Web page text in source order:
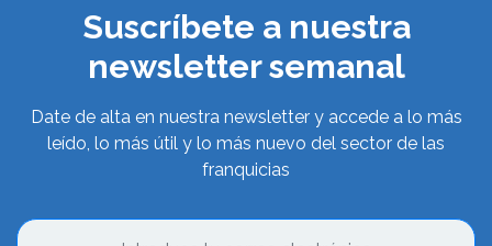
Suscríbete a nuestra
newsletter semanal
Date de alta en nuestra newsletter y accede a lo más
leído, lo más útil y lo más nuevo del sector de las
franquicias